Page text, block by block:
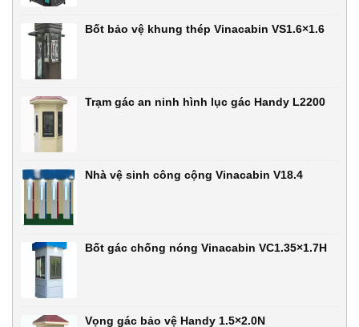
Bốt bảo vệ khung thép Vinacabin VS1.6×1.6
Trạm gác an ninh hình lục gác Handy L2200
Nhà vệ sinh công cộng Vinacabin V18.4
Bốt gác chống nóng Vinacabin VC1.35×1.7H
Vọng gác bảo vệ Handy 1.5×2.0N